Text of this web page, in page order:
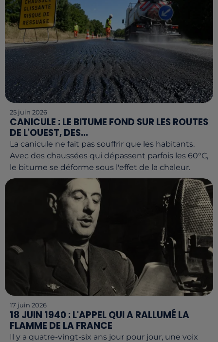
25 juin 2026
CANICULE : LE BITUME FOND SUR LES ROUTES
DE L'OUEST, DES...
La canicule ne fait pas souffrir que les habitants.
Avec des chaussées qui dépassent parfois les 60°C,
le bitume se déforme sous l'effet de la chaleur.
17 juin 2026
18 JUIN 1940 : L'APPEL QUI A RALLUMÉ LA
FLAMME DE LA FRANCE
Il y a quatre-vingt-six ans jour pour jour, une voix